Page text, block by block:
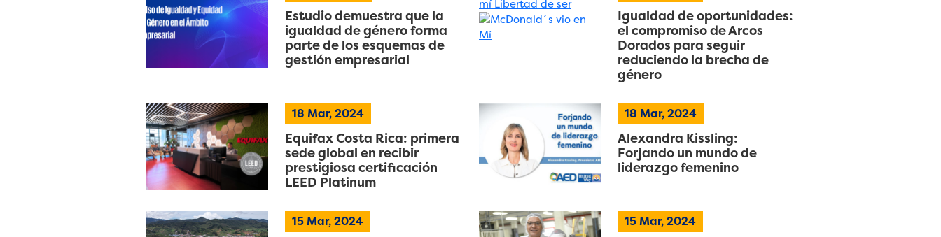
Estudio demuestra que la
igualdad de género forma
parte de los esquemas de
gestión empresarial
Igualdad de oportunidades:
el compromiso de Arcos
Dorados para seguir
reduciendo la brecha de
género
18 Mar, 2024
Equifax Costa Rica: primera
sede global en recibir
prestigiosa certificación
LEED Platinum
18 Mar, 2024
Alexandra Kissling:
Forjando un mundo de
liderazgo femenino
15Mar, 2024 15Mar, 2024